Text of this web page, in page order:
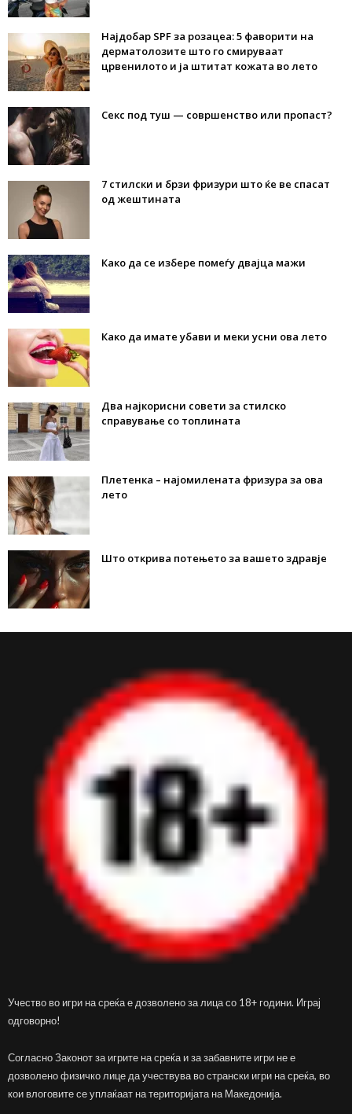
Најдобар SPF за розацеа: 5 фаворити на
дерматолозите што го смируваат
црвенилото и ја штитат кожата во лето
Секс под туш — совршенство или пропаст?
7 стилски и брзи фризури што ќе ве спасат
од жештината
Како да се избере помеѓу двајца мажи
Како да имате убави и меки усни ова лето
Два најкорисни совети за стилско
справување со топлината
Плетенка – најомилената фризура за ова
лето
Што открива потењето за вашето здравје
Учество во игри на среќа е дозволено за лица со 18+ години. Играј
одговорно!
Согласно Законот за игрите на среќа и за забавните игри не е
дозволено физичко лице да учествува во странски игри на среќа, во
кои влоговите се уплаќаат на територијата на Македонија.